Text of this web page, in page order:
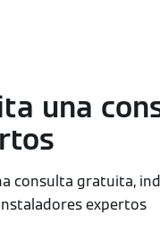
una
consulta gratuita,
expertos